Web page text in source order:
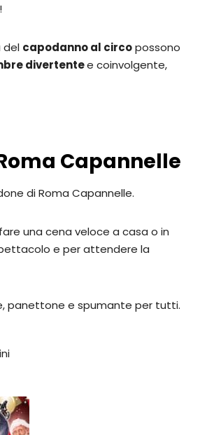
del capodanno al circopossono
divertentee coinvolgente,
Capannelle
di Roma Capannelle.
una cena veloce a casa o in
e per attendere la
panettone e spumante per tutti.